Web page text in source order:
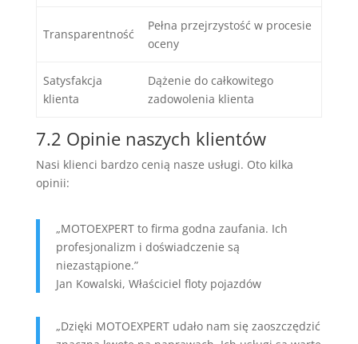
Transparentność
Pełna przejrzystość w procesie
oceny
Satysfakcja
klienta
Dążenie do całkowitego
zadowolenia klienta
7.2 Opinie naszych klientów
Nasi klienci bardzo cenią nasze usługi. Oto kilka
opinii:
„MOTOEXPERT to firma godna zaufania. Ich
profesjonalizm i doświadczenie są
niezastąpione.”
Jan Kowalski, Właściciel floty pojazdów
„Dzięki MOTOEXPERT udało nam się zaoszczędzić